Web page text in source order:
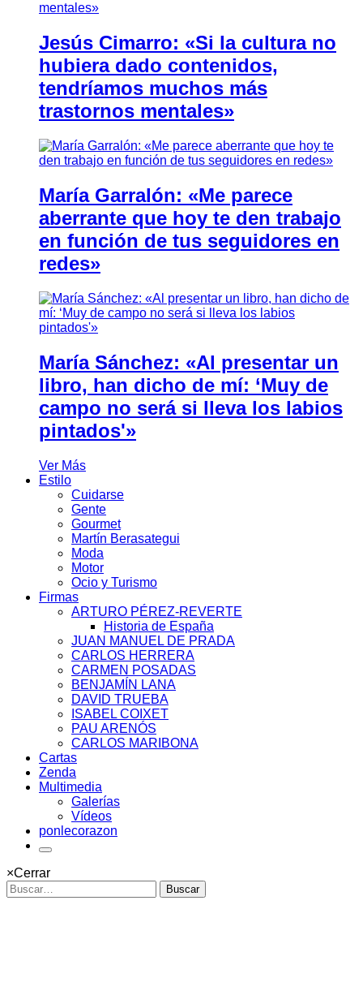
Jesús Cimarro: «Si la cultura no
hubiera dado contenidos,
tendríamos muchos más
trastornos mentales»
María Garralón: «Me parece
aberrante que hoy te den trabajo
en función de tus seguidores en
redes»
María Sánchez: «Al presentar un
libro, han dicho de mí: ‘Muy de
campo no será si lleva los labios
pintados'»
Ver Más
Estilo
Cuidarse
Gente
Gourmet
Martín Berasategui
Moda
Motor
Ocio y Turismo
Firmas
ARTURO PÉREZ-REVERTE
Historia de España
JUAN MANUEL DE PRADA
CARLOS HERRERA
CARMEN POSADAS
BENJAMÍN LANA
DAVID TRUEBA
ISABEL COIXET
PAU ARENÓS
CARLOS MARIBONA
Cartas
Zenda
Multimedia
Galerías
Vídeos
ponlecorazon
×Cerrar
Buscar